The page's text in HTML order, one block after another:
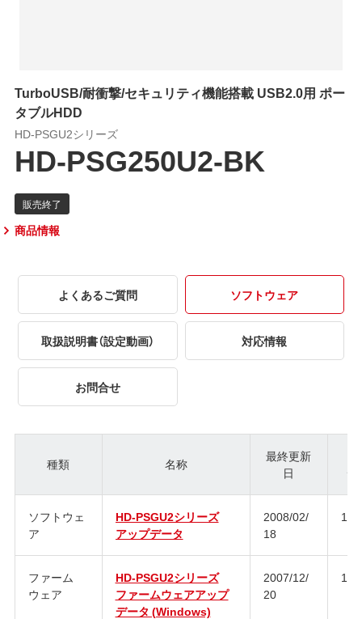
TurboUSB/耐衝撃/セキュリティ機能搭載 USB2.0用 ポー
タブルHDD
HD-PSGU2シリーズ
HD-PSG250U2-BK
商品情報
よくあるご質問 ソフトウェア
取扱説明書（設定動画） 対応情報
お問合せ
種類 名称
最終更新
日
ジ
ソフトウェ
ア
HD-PSGU2シリーズ
アップデータ
2008/02/
18
ファーム
ウェア
HD-PSGU2シリーズ
ファームウェアアップ
データ (Windows)
2007/12/
20